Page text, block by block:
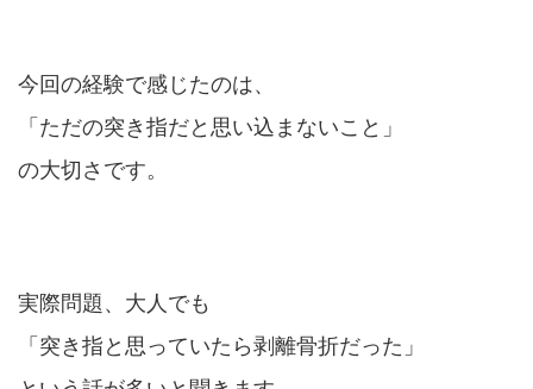
今回の経験で感じたのは、
「ただの突き指だと思い込まないこと」
の大切さです。
実際問題、大人でも
「突き指と思っていたら剥離骨折だった」